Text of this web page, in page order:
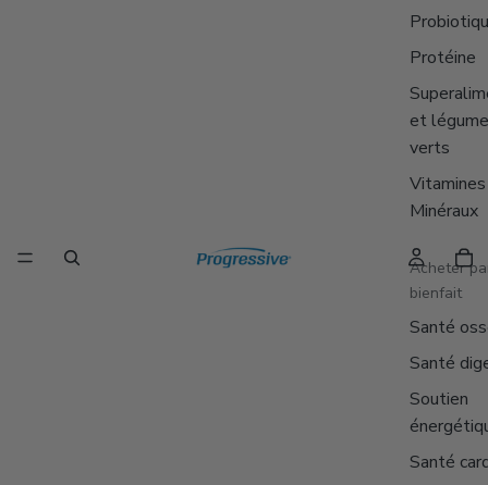
Protéine
et
verts
Minéraux
Acheter
bienfait
Santé
Santé
Soutien
Santé